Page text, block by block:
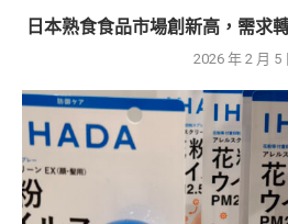
日本熟食食品市場創新高，需求
2026 年 2 月 5